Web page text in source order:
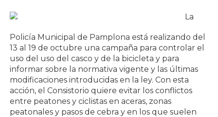
La
Policía Municipal de Pamplona está realizando del
13 al 19 de octubre una campaña para controlar el
uso del uso del casco y de la bicicleta y para
informar sobre la normativa vigente y las últimas
modificaciones introducidas en la ley. Con esta
acción, el Consistorio quiere evitar los conflictos
entre peatones y ciclistas en aceras, zonas
peatonales y pasos de cebra y en los que suelen